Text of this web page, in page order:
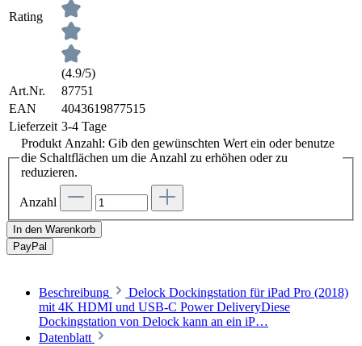
Rating
(4.9/5)
Art.Nr.
87751
EAN
4043619877515
Lieferzeit 3-4 Tage
Produkt Anzahl: Gib den gewünschten Wert ein oder benutze
die Schaltflächen um die Anzahl zu erhöhen oder zu
reduzieren.
Anzahl
In den Warenkorb
PayPal
Beschreibung
Delock Dockingstation für iPad Pro (2018)
mit 4K HDMI und USB-C Power DeliveryDiese
Dockingstation von Delock kann an ein iP…
Datenblatt